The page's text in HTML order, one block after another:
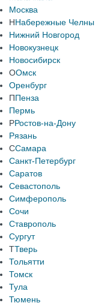
Москва
ННабережные Челны
Нижний Новгород
Новокузнецк
Новосибирск
ООмск
Оренбург
ППенза
Пермь
РРостов-на-Дону
Рязань
ССамара
Санкт-Петербург
Саратов
Севастополь
Симферополь
Сочи
Ставрополь
Сургут
ТТверь
Тольятти
Томск
Тула
Тюмень